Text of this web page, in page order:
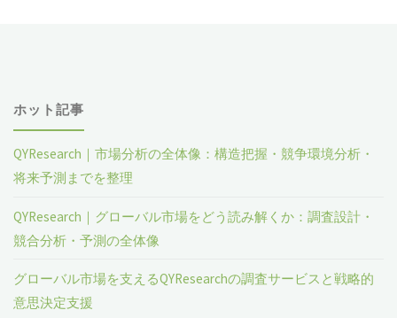
ホット記事
QYResearch｜市場分析の全体像：構造把握・競争環境分析・
将来予測までを整理
QYResearch｜グローバル市場をどう読み解くか：調査設計・
競合分析・予測の全体像
グローバル市場を支えるQYResearchの調査サービスと戦略的
意思決定支援